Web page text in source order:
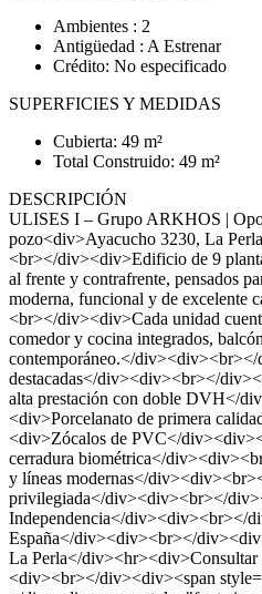
Ambientes : 2
Antigüedad : A Estrenar
Crédito: No especificado
SUPERFICIES Y MEDIDAS
Cubierta: 49 m²
Total Construido: 49 m²
DESCRIPCIÓN
ULISES I – Grupo ARKHOS |
pozo<div>Ayacucho 3230, La
<br></div><div>Edificio de 9
al frente y contrafrente, pensados
moderna, funcional y de excelente
<br></div><div>Cada unidad
comedor y cocina integrados,
contemporáneo.</
destacadas</div><div><br></
alta prestación con doble DVH</
<div>Porcelanato de primera
<div>Zócalos de PVC</
cerradura biométrica</
y líneas modernas</
privilegiada</div><div><br></
Independencia</div><div><br></
España</div><div><br></
La Perla</
<div><br></div><div><span